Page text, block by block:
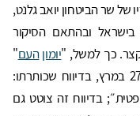
של שר הביטחון יואב גלנט,
בישראל ובהתאם הסיקור
קצר. כך למשל, "יומון העם"
פרסם סיקור נרחב על אודות הרפורמה ב-27 במרץ, בדיווח שכותרתו:
בדיווח זה צוטט גם